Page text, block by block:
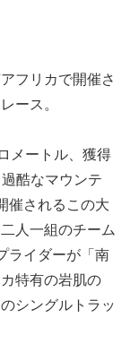
フリカで開催さ
ース。
メートル、獲得
酷なマウンテ
催されるこの大
人一組のチーム
ライダーが「南
特有の岩肌の
シングルトラッ